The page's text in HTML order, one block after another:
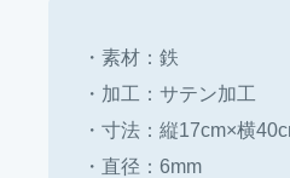
・素材：鉄
・加工：サテン加工
・寸法：縦17cm×横
・直径：6mm